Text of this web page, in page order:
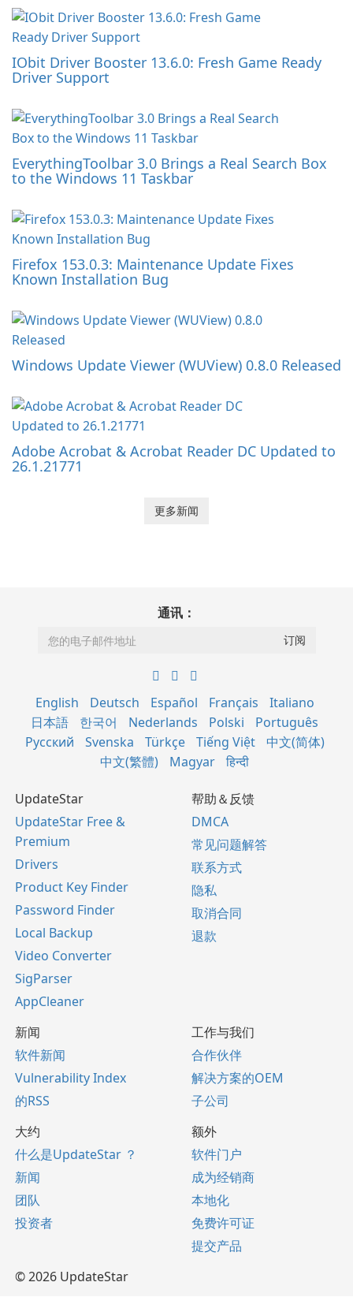
IObit Driver Booster 13.6.0: Fresh Game Ready
Driver Support
EverythingToolbar 3.0 Brings a Real Search Box
to the Windows 11 Taskbar
Firefox 153.0.3: Maintenance Update Fixes
Known Installation Bug
Windows Update Viewer (WUView) 0.8.0 Released
Adobe Acrobat & Acrobat Reader DC Updated to
26.1.21771
更多新闻
通讯：
English Deutsch Español Français
Italiano
日本語
한국어 Nederlands Polski
Português
Русский
Svenska Türkçe Tiếng Việt
中文(简体)
中文(繁體)
Magyar हिन्दी
UpdateStar
UpdateStar Free &
Premium
Drivers
Product Key Finder
Password Finder
Local Backup
Video Converter
SigParser
AppCleaner
帮助＆反馈
DMCA
常见问题解答
联系方式
隐私
取消合同
退款
新闻
软件新闻
Vulnerability Index
的RSS
工作与我们
合作伙伴
解决方案的OEM
子公司
大约
什么是UpdateStar ？
新闻
团队
投资者
额外
软件门户
成为经销商
本地化
免费许可证
提交产品
© 2026 UpdateStar